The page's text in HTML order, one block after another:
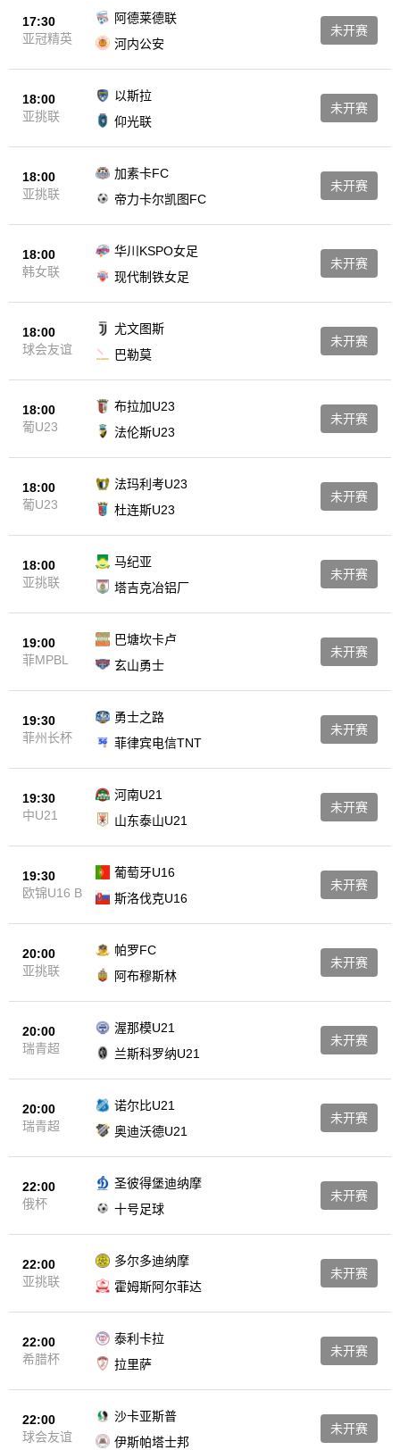
17:30
亚冠精英
阿德莱德联
河内公安
未开赛
18:00
亚挑联
以斯拉
仰光联
未开赛
18:00
亚挑联
加素卡FC
帝力卡尔凯图FC
未开赛
18:00
韩女联
华川KSPO女足
现代制铁女足
未开赛
18:00
球会友谊
尤文图斯
巴勒莫
未开赛
18:00
葡U23
布拉加U23
法伦斯U23
未开赛
18:00
葡U23
法玛利考U23
杜连斯U23
未开赛
18:00
亚挑联
马纪亚
塔吉克冶铝厂
未开赛
19:00
菲MPBL
巴塘坎卡卢
玄山勇士
未开赛
19:30
菲州长杯
勇士之路
菲律宾电信TNT
未开赛
19:30
中U21
河南U21
山东泰山U21
未开赛
19:30
欧锦U16 B
葡萄牙U16
斯洛伐克U16
未开赛
20:00
亚挑联
帕罗FC
阿布穆斯林
未开赛
20:00
瑞青超
渥那模U21
兰斯科罗纳U21
未开赛
20:00
瑞青超
诺尔比U21
奥迪沃德U21
未开赛
22:00
俄杯
圣彼得堡迪纳摩
十号足球
未开赛
22:00
亚挑联
多尔多迪纳摩
霍姆斯阿尔菲达
未开赛
22:00
希腊杯
泰利卡拉
拉里萨
未开赛
22:00
球会友谊
沙卡亚斯普
伊斯帕塔士邦
未开赛